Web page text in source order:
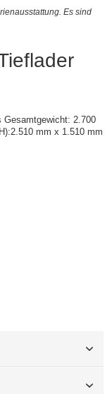
Es sind
Gesamtgewicht: 2.700
2.510 mm x 1.510 mm